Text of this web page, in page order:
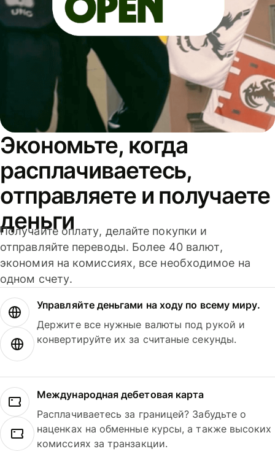
Экономьте, когда
расплачиваетесь,
отправляете и получаете
деньги
Получайте оплату, делайте покупки и
отправляйте переводы. Более 40 валют,
экономия на комиссиях, все необходимое на
одном счету.
Управляйте деньгами на ходу по всему миру.
Держите все нужные валюты под рукой и
конвертируйте их за считаные секунды.
Международная дебетовая карта
Расплачиваетесь за границей? Забудьте о
наценках на обменные курсы, а также высоких
комиссиях за транзакции.